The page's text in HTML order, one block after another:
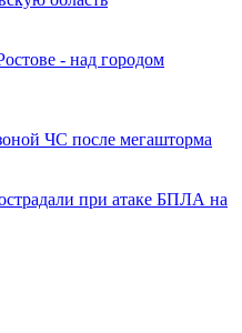
- над городом
ЧС после мегашторма
при атаке БПЛА на